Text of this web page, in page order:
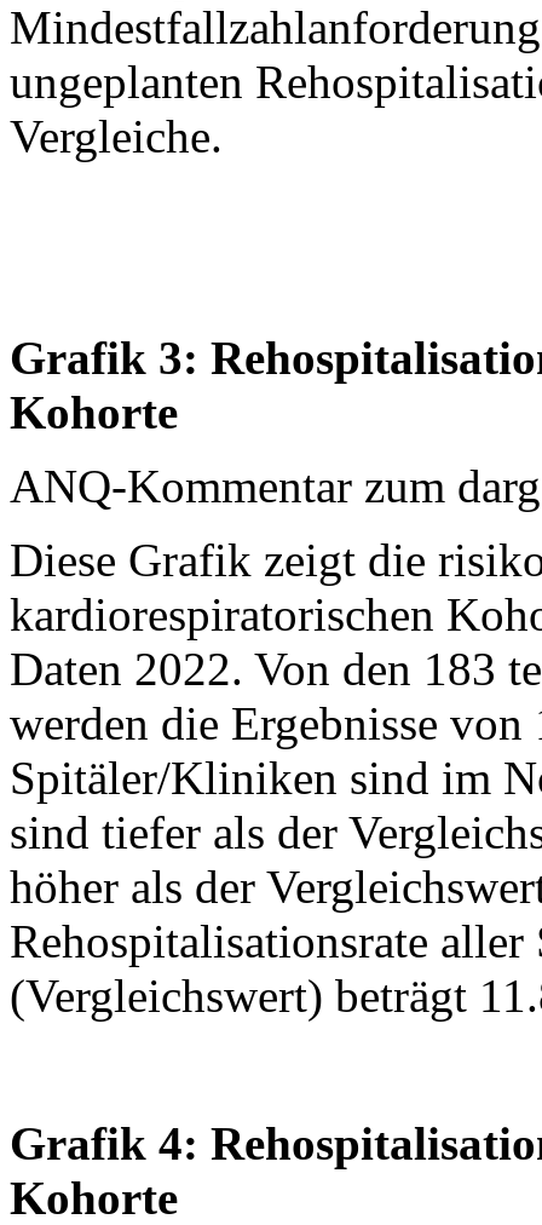
ungeplanten
Vergleiche.
Grafik 3:
Kohorte
ANQ-Kommentar zum
Diese Grafik zeigt die
kardiorespiratorischen
Daten 2022. Von den 183
werden die Ergebnisse
Spitäler/Kliniken sind im
sind tiefer als der
höher als der
Rehospitalisationsrate
(Vergleichswert) beträgt
Grafik 4:
Kohorte